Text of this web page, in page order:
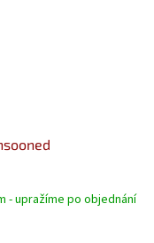
- upražíme po objednání